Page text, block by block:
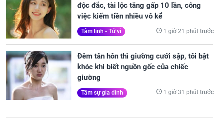
độc đắc, tài lộc tăng gấp 10 lần, công
việc kiếm tiền nhiều vô kể
Tâm linh - Tử vi 1 giờ 21 phút trước
Đêm tân hôn thì giường cưới sập, tôi bật
khóc khi biết nguồn gốc của chiếc
giường
Tâm sự gia đình 1 giờ 31 phút trước